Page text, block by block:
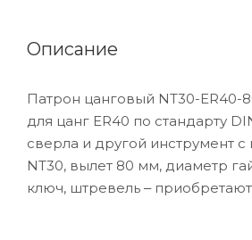
Описание
Патрон цанговый NT30-ER40-
для цанг ER40 по стандарту
сверла и другой инструмент
NT30, вылет 80 мм, диаметр
ключ, штревель ‒